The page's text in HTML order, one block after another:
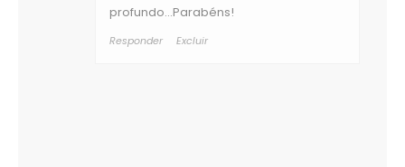
profundo...Parabéns!
Responder Excluir